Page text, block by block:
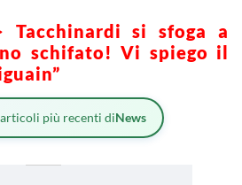
Tacchinardi si sfoga a
schifato! Vi spiego il
articoli più recenti diNews